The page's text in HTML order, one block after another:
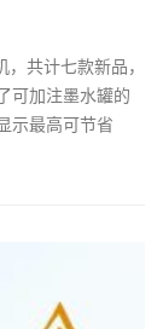
共计七款新品，
可加注墨水罐的
示最高可节省